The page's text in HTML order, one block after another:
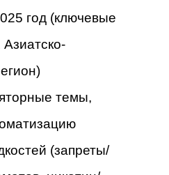
год (ключевые
темы,
(запреты/